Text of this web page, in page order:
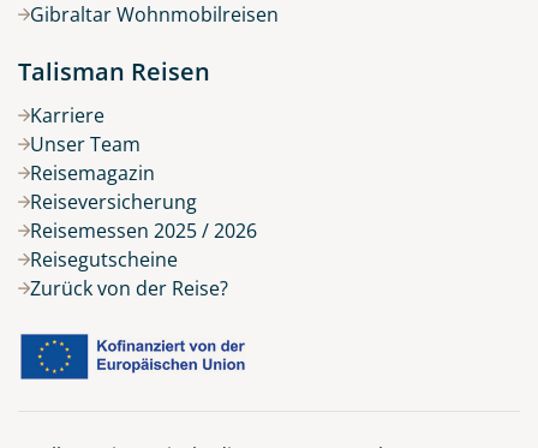
Gibraltar Wohnmobilreisen
Talisman Reisen
Karriere
Unser Team
Reisemagazin
Reiseversicherung
Reisemessen 2025 / 2026
Reisegutscheine
Zurück von der Reise?